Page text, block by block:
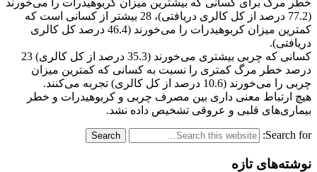
خطر مرگ برای کسانی که بیشترین میزان کربوهیدرات را می‌خورند
(77.2 درصد از کل کالری دریافتی)، 28 بیشتر از کسانی است که
کمترین میزان کربوهیدرات را می‌خورند (46.4 درصد کل کالری
دریافتی).
کسانی که چربی بیشتری می‌خورند (35.3 درصد از کل کالری) 23
درصد خطر مرگ کمتری را نسبت به کسانی که کمترین میزان
چربی را می‌خورند (10.6 درصد از کل کالری) تجربه می‌کنند.
هیچ ارتباط معنی داری بین مصرف چربی و کربوهیدرات و خطر
بیماری‌های قلبی و عروقی تشخیص داده نشد.
Search for:
نوشته‌های تازه